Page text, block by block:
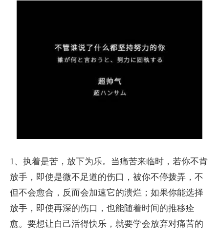
1、执着是苦，放下为乐。当痛苦来临时，若你不肯
放手，即使是微不足道的伤口，被你不停拨弄，不
但不会愈合，反而会加速它的溃烂；如果你能选择
放手，即使再深的伤口，也能随着时间的推移痊
愈。要想让自己活得快乐，就要学会放弃对痛苦的